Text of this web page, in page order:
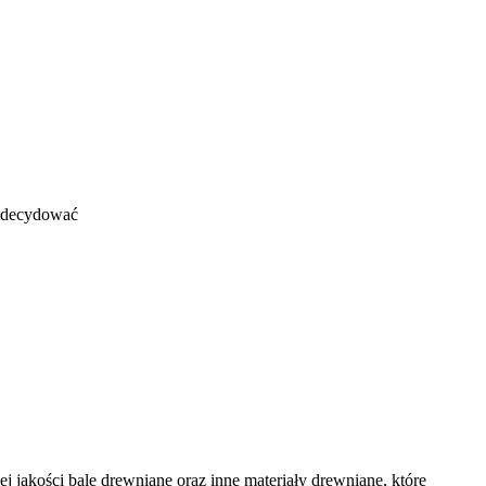
bale drewniane oraz inne materiały drewniane, które